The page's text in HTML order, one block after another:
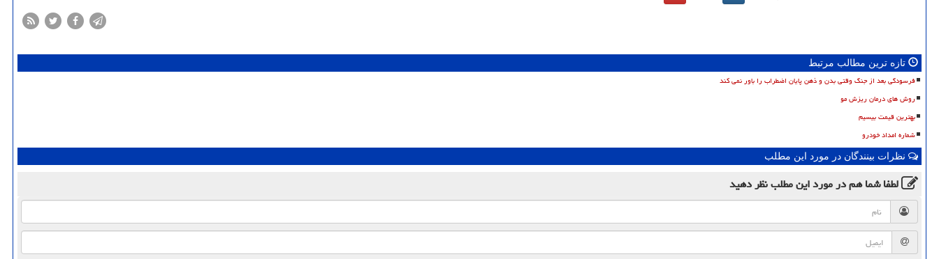
تازه ترین مطالب مرتبط
فرسودگی بعد از جنگ وقتی بدن و ذهن پایان اضطراب را باور نمی کند
روش های درمان ریزش مو
بهترین قیمت بیسیم
شماره امداد خودرو
نظرات بینندگان در مورد این مطلب
لطفا شما همدر مورد این مطلبنظر دهید